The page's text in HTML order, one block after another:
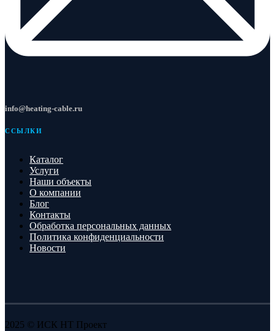
info@heating-cable.ru
ССЫЛКИ
Каталог
Услуги
Наши объекты
О компании
Блог
Контакты
Обработка персональных данных
Политика конфиденциальности
Новости
2025 © ИСК НТ Проект